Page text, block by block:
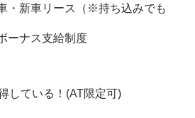
・新車リース（※持ち込みでも
ーナス支給制度
している！(AT限定可)